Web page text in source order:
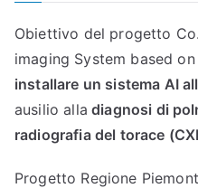
Obiettivo del progetto
imaging System based
installare un sistema AI
ausilio alla diagnosi di
radiografia del torace
Progetto Regione